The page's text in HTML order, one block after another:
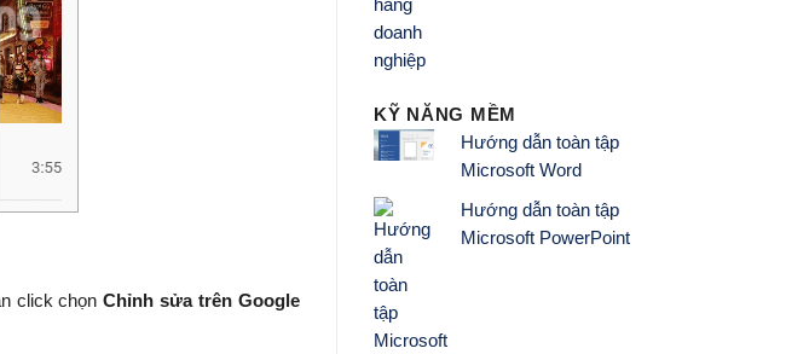
click chọnChỉnh sửa trên Google
KỸ NĂNG MỀM
Hướng dẫn toàn tập
Microsoft Word
Hướng dẫn toàn tập
Microsoft PowerPoint